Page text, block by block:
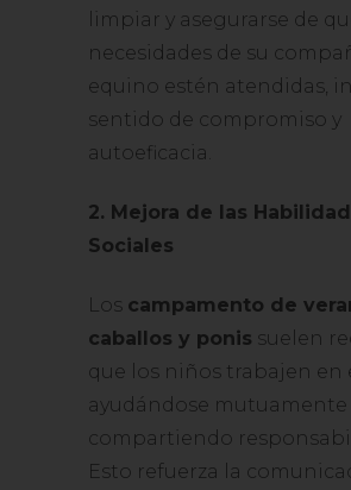
limpiar y asegurarse de
necesidades de su
equino estén atendidas,
sentido de compromiso y
autoeficacia.
2. Mejora de las
Sociales
Los campamento de
caballos y ponis suelen
que los niños trabajen en
ayudándose mutuamente
compartiendo
Esto refuerza la